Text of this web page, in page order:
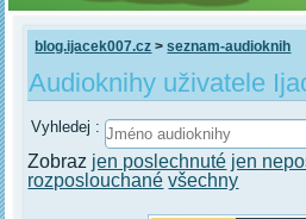
blog.ijacek007.cz >seznam-audioknih
Audioknihy uživatele
Vyhledej :
Zobraz jen poslechnuté jen
rozposlouchané všechny